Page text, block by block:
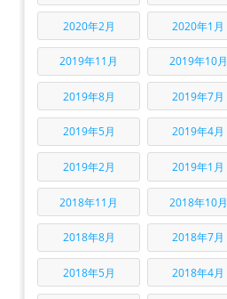
2020年2月 2020年1月
2019年11月 2019年10月
2019年8月 2019年7月
2019年5月 2019年4月
2019年2月 2019年1月
2018年11月 2018年10月
2018年8月 2018年7月
2018年5月 2018年4月